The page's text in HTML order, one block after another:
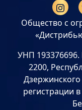
Общество с
УНП
2200,
регистрации